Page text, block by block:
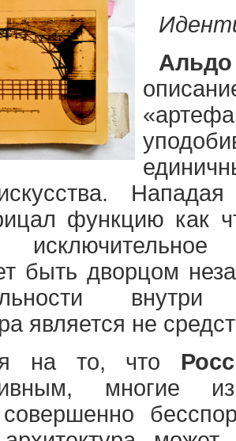
функцию как
быть дворцом
является не
на то, что
многие
совершенно